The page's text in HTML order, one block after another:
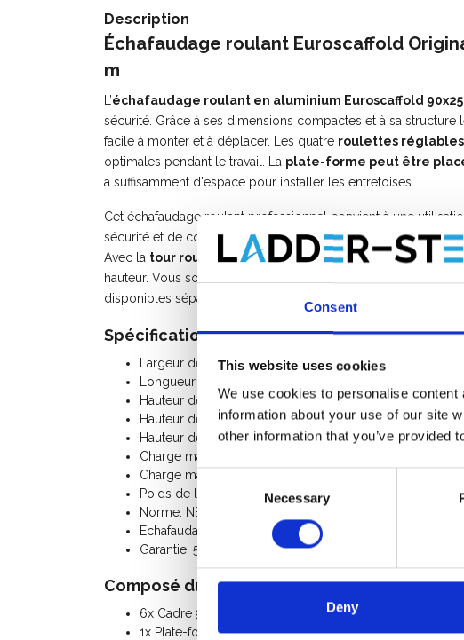
Consent
This website uses cookies
We use cookies to personalise
information about your use of our site
other information that you’ve provided
Consent
Selection
Necessary
Deny
Description
Échafaudage roulant Euroscaffold
m
L’échafaudage roulant en aluminium Euroscaffold
sécurité. Grâce à ses dimensions compactes et à sa
facile à monter et à déplacer. Les quatre roulettes
optimales pendant le travail. La plate-forme peut être
a suffisamment d'espace pour installer les entretoises.
Cet échafaudage roulant professionnel convient à une
sécurité et de confort qu’une échelle. Idéal pour les travaux de
Avec la tour roulant Euroscaffold, vous optez pour une
hauteur. Vous souhaitez agrandir votre échafaudage
disponibles séparément.
Spécifications:
Largeur de l'échafaudage: 0,90 m
Longueur de l'échafaudage: 2,50 m
Hauteur de travail: 7,20 m
Hauteur de la plate-forme: 5,20 m
Hauteur de l'échafaudage: 6,20 m
Charge maximale par plate-forme: 250 Kg
Charge maximale de l'échafaudage roulant: 750 Kg
Poids de l'échafaudage roulant: 190 Kg
Norme: NEN-EN 1004, EN 1298, TÜV-GS
Echafaudage Classe III (200 Kg/m²)
Garantie: 5 ans
Composé du kit:
6x Cadre 90-28-7
1x Plate-forme sans trappe 250